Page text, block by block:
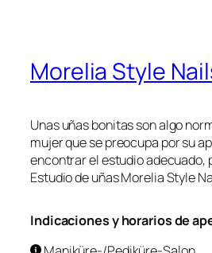
Morelia Style
Unas uñas bonitas son algo
mujer que se preocupa por su
encontrar el estudio adecuado,
Estudio de uñas Morelia Style
Indicaciones y horarios de